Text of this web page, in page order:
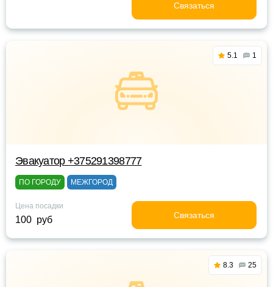
Связаться
5.1 1
Эвакуатор +375291398777
ПО ГОРОДУ МЕЖГОРОД
Цена посадки
100 руб Связаться
8.3 25